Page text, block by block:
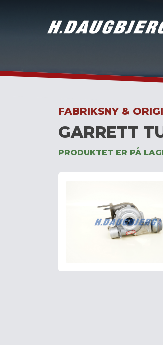
FABRIKSNY &
GARRETT
PRODUKTET ER PÅ